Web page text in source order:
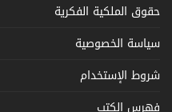
حقوق الملكية الفكرية
سياسة الخصوصية
شروط الإستخدام